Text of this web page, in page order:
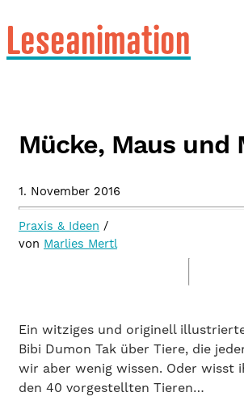
Leseanimation
Mücke, Maus und
1. November 2016
Praxis & Ideen /
von Marlies Mertl
Ein witziges und originell
Bibi Dumon Tak über Tiere, die
wir aber wenig wissen. Oder wisst
den 40 vorgestellten Tieren…